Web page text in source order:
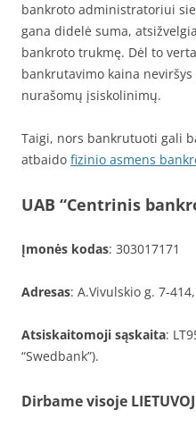
bankroto administratoriui
gana didelė suma,
bankroto trukmę. Dėl to
bankrutavimo kaina
nurašomų įsiskolinimų.
Taigi, nors bankrutuoti gali
atbaido fizinio asmens
UAB “Centrinis
Įmonės kodas: 303017171
Adresas: A.Vivulskio g. 7-
Atsiskaitomoji sąskaita:
“Swedbank”).
Dirbame visoje